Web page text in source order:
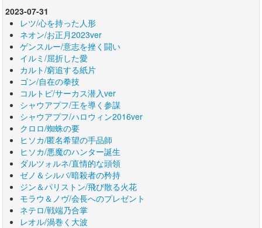
2023-07-31
レツ/心を持った人形
ネオン/お正月2023ver
ゲンスルー/意志を挫く闘い
イルミ/屈折した愛
カルト/窮追する紙片
ゴン/自在の拳技
コルトピ/サーカス潜入ver
シャウアプフ/王を導く参謀
シャウアプフ/ハロウィン2016ver
クロロ/蜘蛛の要
ヒソカ/匿名希望の手品師
ヒソカ/悪魔のハンター誕生
ダルツォルネ/直情的な頭領
ゼノ＆シルバ/暗殺者の矜持
ジン＆パリストン/飛び散る火花
モラウ＆ノヴ/会長へのプレゼント
ネテロ/戦端乃合掌
レオル/渦巻く大波